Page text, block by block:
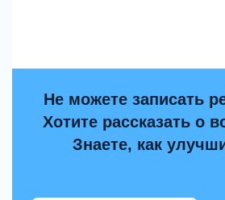
Не можете записать
Хотите рассказать о
Знаете, как